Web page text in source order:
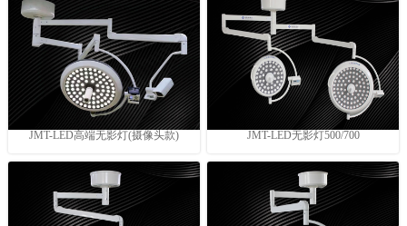
JMT-LED高端无影灯(摄像头款) JMT-LED无影灯500/700